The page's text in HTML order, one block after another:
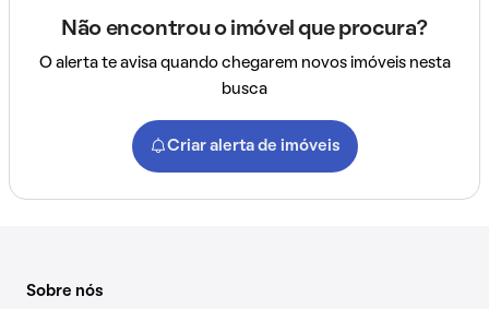
Não encontrou o imóvel que procura?
O alerta te avisa quando chegarem novos imóveis nesta
busca
Criar alerta de imóveis
Sobre nós